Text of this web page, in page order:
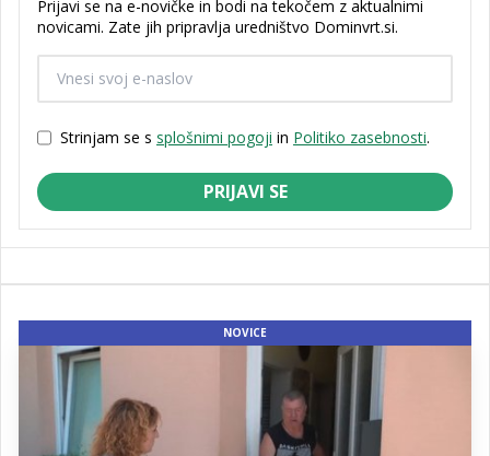
Prijavi se na e-novičke in bodi na tekočem z aktualnimi
novicami. Zate jih pripravlja uredništvo Dominvrt.si.
Strinjam se s splošnimi pogoji in Politiko zasebnosti.
PRIJAVI SE
NOVICE